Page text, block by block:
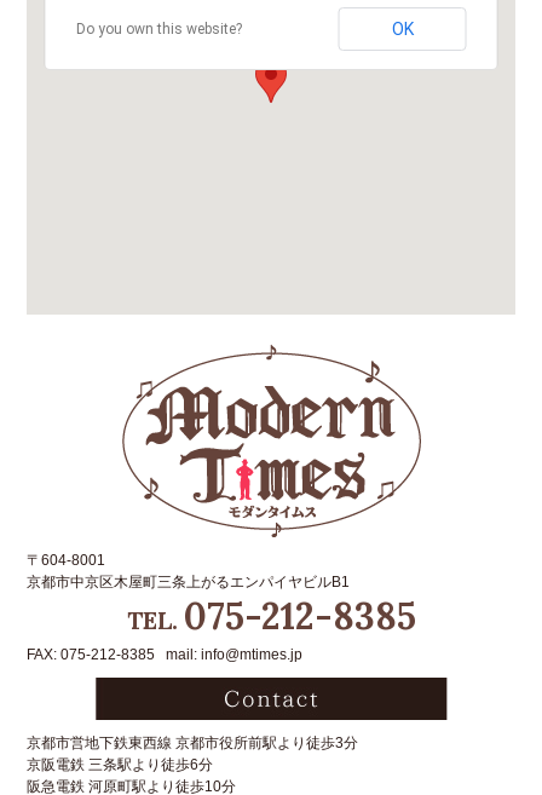
Do you own this website? OK
〒604-8001
京都市中京区木屋町三条上がるエンパイヤビルB1
TEL. 075-212-8385
FAX: 075-212-8385 mail: info@mtimes.jp
京都市営地下鉄東西線 京都市役所前駅より徒歩3分
京阪電鉄 三条駅より徒歩6分
阪急電鉄 河原町駅より徒歩10分